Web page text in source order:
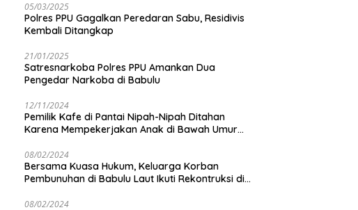
05/03/2025
Polres PPU Gagalkan Peredaran Sabu, Residivis
Kembali Ditangkap
21/01/2025
Satresnarkoba Polres PPU Amankan Dua
Pengedar Narkoba di Babulu
12/11/2024
Pemilik Kafe di Pantai Nipah-Nipah Ditahan
Karena Mempekerjakan Anak di Bawah Umur
08/02/2024
Bersama Kuasa Hukum, Keluarga Korban
Pembunuhan di Babulu Laut Ikuti Rekontruksi di
08/02/2024